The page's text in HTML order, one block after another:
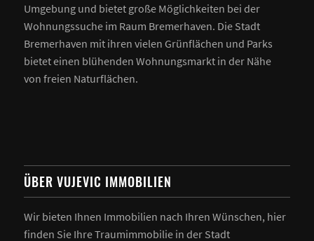
Umgebung und bietet große Möglichkeiten bei der
Wohnungssuche im Raum Bremerhaven. Die Stadt
Bremerhaven mit ihren vielen Grünflächen und Parks
bietet einen blühenden Wohnungsmarkt in der Nähe
von freien Naturflächen.
ÜBER VUJEVIC IMMOBILIEN
Wir bieten Ihnen Immobilien nach Ihren Wünschen, hier
finden Sie Ihre Traumimmobilie in der Stadt